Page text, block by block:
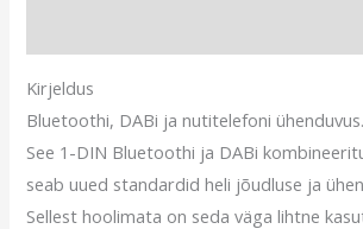
Kirjeldus
Bluetoothi, DABi ja nutitelefoni ühenduvus.
See 1-DIN Bluetoothi ​​ja DABi
seab uued standardid heli jõudluse ja
Sellest hoolimata on seda väga lihtne